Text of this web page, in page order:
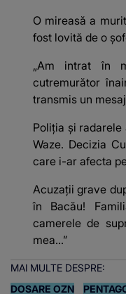
O mireasă a
fost lovită de o
„Am intrat în
cutremurător
transmis un
Poliţia şi
Waze. Decizia
care i-ar afecta
Acuzații grave
în Bacău!
camerele de
mea...”
MAI MULTE DESPRE:
DOSARE OZN